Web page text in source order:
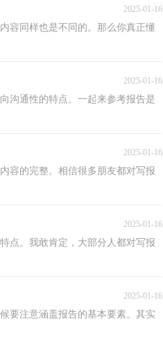
2025-01-16
容同样也是不同的。那么你真正懂
2025-01-16
沟通性的特点。一起来参考报告是
2025-01-16
容的完整。相信很多朋友都对写报
2025-01-16
点。我敢肯定，大部分人都对写报
2025-01-16
要注意涵盖报告的基本要素。其实